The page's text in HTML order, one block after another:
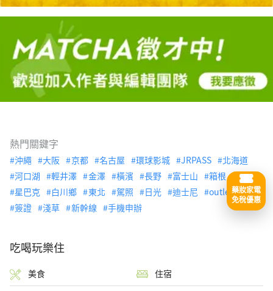
熱門關鍵字
沖繩 大阪 京都 名古屋 環球影城 JRPASS
北海道
河口湖
輕井澤 金澤 橫濱 長野 富士山
箱根
星巴克
白川鄉 東北 駕照 日光 迪士尼
outlet
簽證
淺草 新幹線 手機申辦
吃喝玩樂住
美食 住宿
藥妝家電
免稅優惠